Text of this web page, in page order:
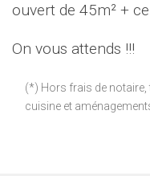
ouvert de 45m² +
On vous attends !!!
(*) Hors frais de
cuisine et